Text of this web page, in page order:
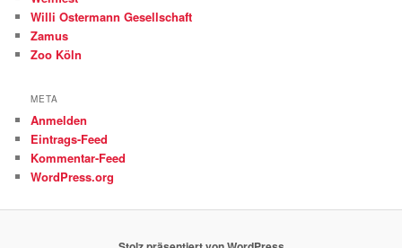
Willi Ostermann Gesellschaft
Zamus
Zoo Köln
META
Anmelden
Eintrags-Feed
Kommentar-Feed
WordPress.org